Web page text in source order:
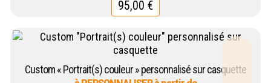
95,00 €
Custom « Portrait(s) couleur » personnalisé sur casquette